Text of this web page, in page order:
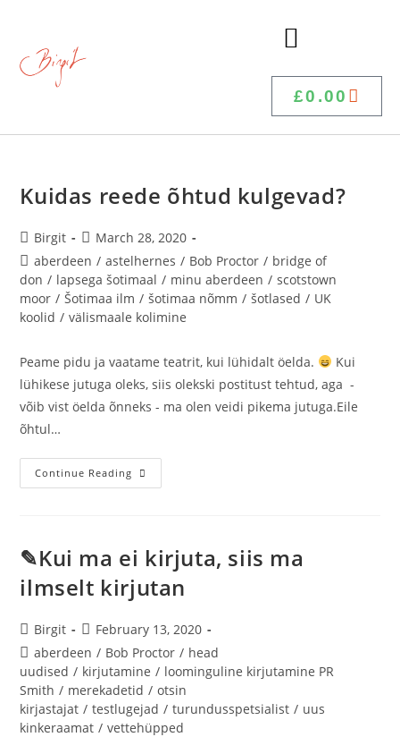
£0.00
Kuidas reede õhtud kulgevad?
Birgit
March 28, 2020
aberdeen / astelhernes / Bob Proctor / bridge of
don / lapsega šotimaal / minu aberdeen / scotstown
moor / Šotimaa ilm / šotimaa nõmm / šotlased / UK
koolid / välismaale kolimine
Peame pidu ja vaatame teatrit, kui lühidalt öelda.
Kui
lühikese jutuga oleks, siis olekski postitust tehtud, aga -
võib vist öelda õnneks - ma olen veidi pikema jutuga.Eile
õhtul…
Continue Reading
✎Kui ma ei kirjuta, siis ma
ilmselt kirjutan
Birgit
February 13, 2020
aberdeen / Bob Proctor / head
uudised / kirjutamine / loominguline kirjutamine PR
Smith / merekadetid / otsin
kirjastajat / testlugejad / turundusspetsialist / uus
kinkeraamat / vettehüpped